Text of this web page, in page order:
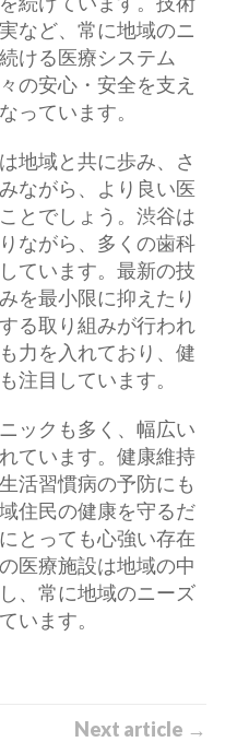
など、常に地域のニ
ける医療システム
の安心・安全を支え
っています。
地域と共に歩み、さ
ながら、より良い医
とでしょう。渋谷は
ながら、多くの歯科
ています。最新の技
を最小限に抑えたり
る取り組みが行われ
力を入れており、健
注目しています。
ックも多く、幅広い
ています。健康維持
活習慣病の予防にも
住民の健康を守るだ
とっても心強い存在
医療施設は地域の中
、常に地域のニーズ
います。
Next article →